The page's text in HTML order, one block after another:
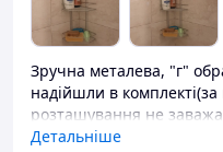
Зручна металева, "г"
надійшли в
розташування не
полицями.
Детальніше